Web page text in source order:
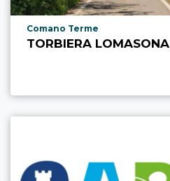
aria.poi_location_prefix
Comano Terme
TORBIERA LOMASONA